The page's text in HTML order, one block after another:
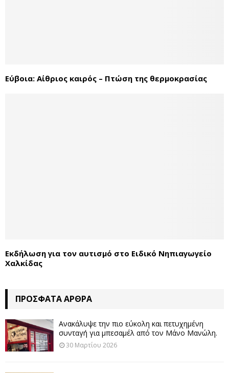
Εύβοια: Αίθριος καιρός – Πτώση της θερμοκρασίας
Εκδήλωση για τον αυτισμό στο Ειδικό Νηπιαγωγείο
Χαλκίδας
ΠΡΌΣΦΑΤΑ ΆΡΘΡΑ
Ανακάλυψε την πιο εύκολη και πετυχημένη
συνταγή για μπεσαμέλ από τον Μάνο Μανώλη.
30 Μαρτίου 2026